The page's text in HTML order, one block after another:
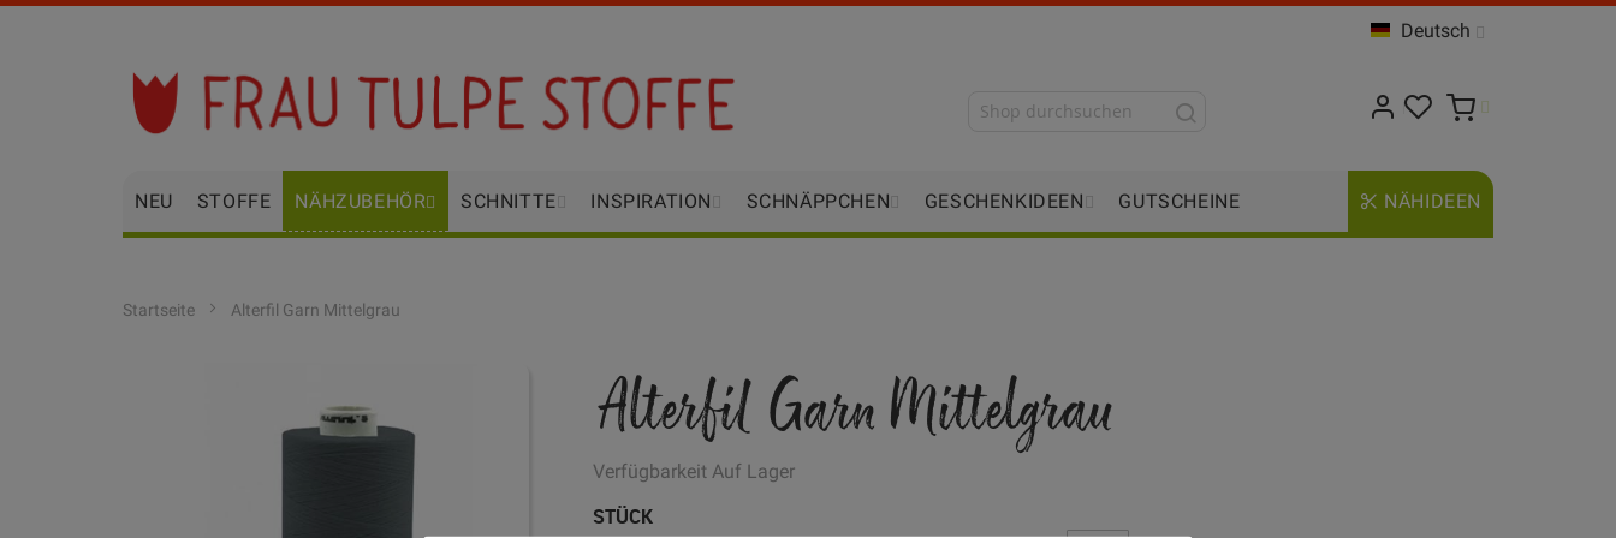
Inhalt
springen
Deutsch
NEU STOFFE NÄHZUBEHÖR SCHNITTE INSPIRATION SCHNÄPPCHEN GESCHENKIDEEN GUTSCHEINE NÄHIDEEN
Startseite Alterfil Garn Mittelgrau
Alterfil Garn Mittelgrau
VerfügbarkeitAuf Lager
STÜCK